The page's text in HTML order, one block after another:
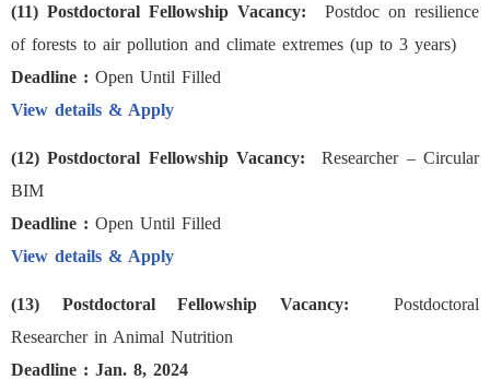
(11) Postdoctoral Fellowship Vacancy: Postdoc on resilience
of forests to air pollution and climate extremes (up to 3 years)
Deadline : Open Until Filled
View details & Apply
(12) Postdoctoral Fellowship Vacancy: Researcher – Circular
BIM
Deadline : Open Until Filled
View details & Apply
(13) Postdoctoral Fellowship Vacancy: Postdoctoral
Researcher in Animal Nutrition
Deadline : Jan. 8, 2024